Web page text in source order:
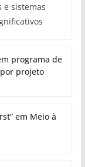
e sistemas
programa de
projeto
em Meio à